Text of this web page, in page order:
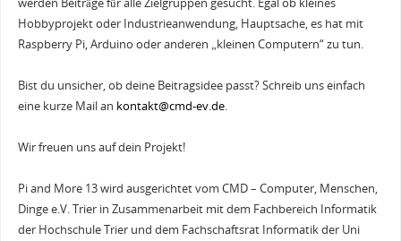
werden Beiträge für alle Zielgruppen gesucht. Egal ob kleines
Hobbyprojekt oder Industrieanwendung, Hauptsache, es hat mit
Raspberry Pi, Arduino oder anderen „kleinen Computern“ zu tun.
Bist du unsicher, ob deine Beitragsidee passt? Schreib uns einfach
eine kurze Mail an kontakt@cmd-ev.de.
Wir freuen uns auf dein Projekt!
Pi and More 13 wird ausgerichtet vom CMD – Computer, Menschen,
Dinge e.V. Trier in Zusammenarbeit mit dem Fachbereich Informatik
der Hochschule Trier und dem Fachschaftsrat Informatik der Uni